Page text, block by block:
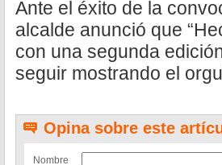
Ante el éxito de la
alcalde anunció que
con una segunda
seguir mostrando el
Opina sobre este
Nombre